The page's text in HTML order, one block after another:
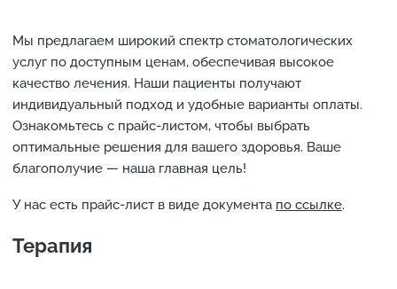
Мы предлагаем широкий спектр стоматологических
услуг по доступным ценам, обеспечивая высокое
качество лечения. Наши пациенты получают
индивидуальный подход и удобные варианты оплаты.
Ознакомьтесь с прайс-листом, чтобы выбрать
оптимальные решения для вашего здоровья. Ваше
благополучие — наша главная цель!
У нас есть прайс-лист в виде документа по ссылке.
Терапия